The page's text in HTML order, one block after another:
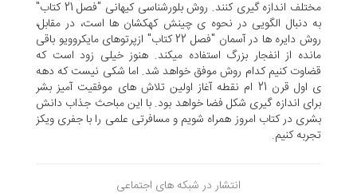
مختلف اندازه گیرى کنند. روش بلورشناسى کیهانى "فصل 21 کتاب"
به دنبال الگویى در نحوه ى چینش کهکشان ها است، در مقابل،
روش دایره ها در آسمان "فصل 22 کتاب" ازپرتوهاى مایکروویو باقى
مانده از انفجار بزرگ استفاده میکند. هنوز خیلى زود است که
قضاوت کنیم کدام روش موفق خواهد شد. اما شکى نیست که دهه
ى اول قرن 21 ام نقطه آغاز اولین تلاش هاى موفقیت آمیز بشر
براى اندازه گیرى شکل فضا خواهد بود. با این مباحث جذاب دانش
بشری در کتاب امروز همراه شویم و مسافرتی علمی را با جفری ویکز
تجربه کنیم.
انتشار در شبکه های اجتماعی